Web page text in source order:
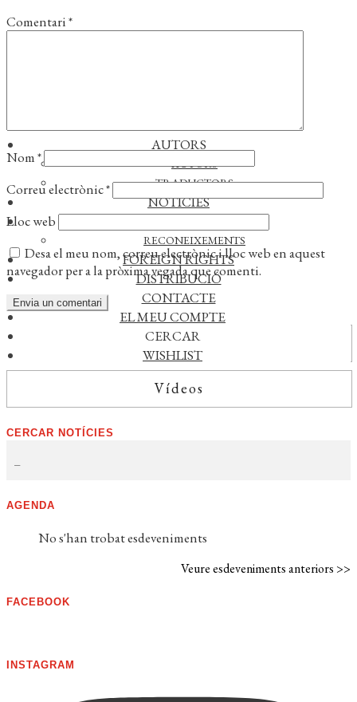
AUTORS
AUTORS
TRADUCTORS
NOTÍCIES
RECONEIXEMENTS
FOREIGN RIGHTS
DISTRIBUCIÓ
CONTACTE
EL MEU COMPTE
CERCAR
WISHLIST
Comentari*
Nom*
Correu electrònic*
Lloc web
Desa el meu nom, correu electrònic i lloc web en aquest
navegador per a la pròxima vegada que comenti.
Actualitat
Vídeos
CERCAR NOTÍCIES
AGENDA
No s'han trobat esdeveniments
Veure esdeveniments anteriors >>
FACEBOOK
INSTAGRAM